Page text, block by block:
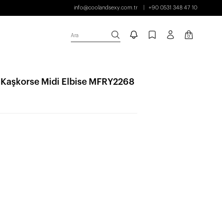
info@coolandsexy.com.tr +90 0531 348 47 10
Ara 0
Midi Elbise MFRY2268